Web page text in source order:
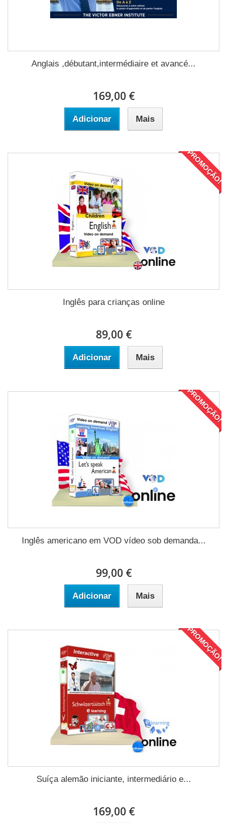
Anglais ,débutant,intermédiaire et avancé...
169,00 €
Adicionar Mais
PROMOÇÃO!
Inglês para crianças online
89,00 €
Adicionar Mais
PROMOÇÃO!
Inglês americano em VOD vídeo sob demanda...
99,00 €
Adicionar Mais
PROMOÇÃO!
Suíça alemão iniciante, intermediário e...
169,00 €